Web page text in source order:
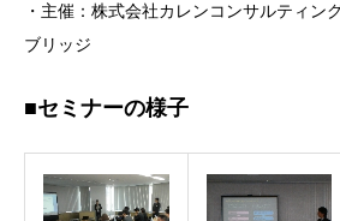
・主催：株式会社カレンコンサルティン
ブリッジ
■セミナーの様子